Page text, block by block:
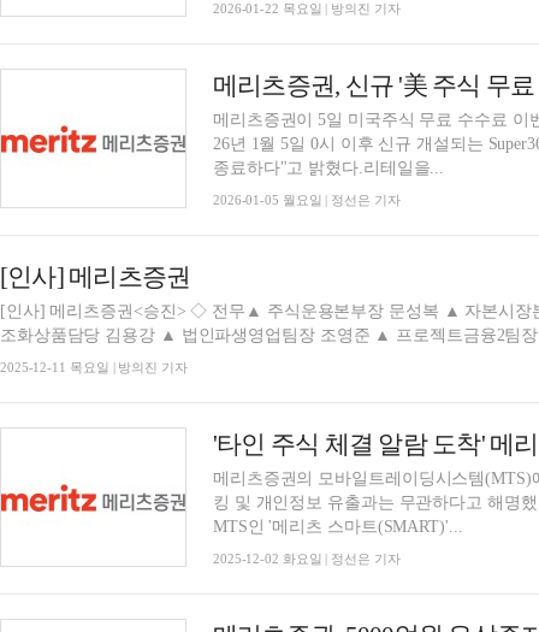
2026-01-22 목요일 | 방의진 기자
메리츠증권, 신규 '美 주식 무
메리츠증권이 5일 미국주식 무료 수수료
26년 1월 5일 0시 이후 신규 개설되는
종료하다"고 밝혔다.리테일을...
2026-01-05 월요일 | 정선은 기자
[인사] 메리츠증권
[인사] 메리츠증권<승진> ◇ 전무▲ 주식운용본부장 문성복 ▲ 자본시
조화상품담당 김용강 ▲ 법인파생영업팀장 조영준 ▲ 프로젝트금융2팀
2025-12-11 목요일 | 방의진 기자
'타인 주식 체결 알람 도착' 메
메리츠증권의 모바일트레이딩시스템
킹 및 개인정보 유출과는 무관하다고 해명
MTS인 '메리츠 스마트(SMART)'...
2025-12-02 화요일 | 정선은 기자